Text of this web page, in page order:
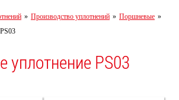
» Производство уплотнений » Поршневые »
уплотнение PS03